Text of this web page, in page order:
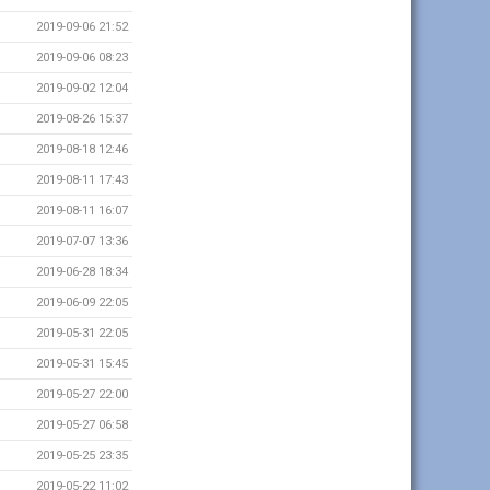
2019-09-06 21:52
2019-09-06 08:23
2019-09-02 12:04
2019-08-26 15:37
2019-08-18 12:46
2019-08-11 17:43
2019-08-11 16:07
2019-07-07 13:36
2019-06-28 18:34
2019-06-09 22:05
2019-05-31 22:05
2019-05-31 15:45
2019-05-27 22:00
2019-05-27 06:58
2019-05-25 23:35
2019-05-22 11:02